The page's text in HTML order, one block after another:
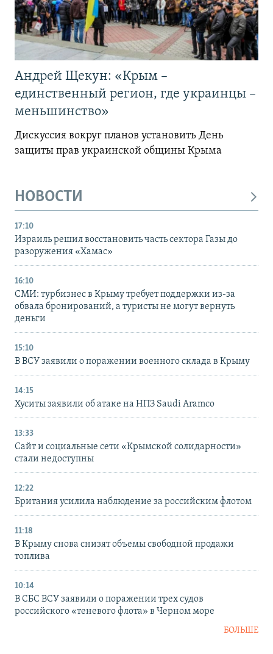
Андрей Щекун: «Крым –
единственный регион, где украинцы –
меньшинство»
Дискуссия вокруг планов установить День
защиты прав украинской общины Крыма
НОВОСТИ
17:10
Израиль решил восстановить часть сектора Газы до
разоружения «Хамас»
16:10
СМИ: турбизнес в Крыму требует поддержки из-за
обвала бронирований, а туристы не могут вернуть
деньги
15:10
В ВСУ заявили о поражении военного склада в Крыму
14:15
Хуситы заявили об атаке на НПЗ Saudi Aramco
13:33
Сайт и социальные сети «Крымской солидарности»
стали недоступны
12:22
Британия усилила наблюдение за российским флотом
11:18
В Крыму снова снизят объемы свободной продажи
топлива
10:14
В СБС ВСУ заявили о поражении трех судов
российского «теневого флота» в Черном море
БОЛЬШЕ